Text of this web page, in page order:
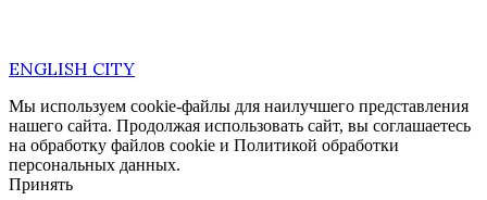
ENGLISH CITY
Мы используем cookie-файлы для наилучшего представления
нашего сайта. Продолжая использовать сайт, вы соглашаетесь
на обработку файлов cookie и Политикой обработки
персональных данных.
Принять